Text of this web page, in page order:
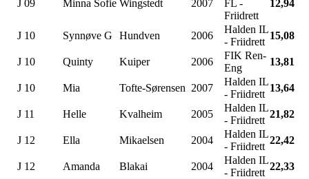
J 09 Minna Sofie Wingstedt 2007
FL -
Friidrett
12,94
J 10 Synnøve G Hundven 2006
Halden IL
- Friidrett
15,08
J 10 Quinty Kuiper 2006
FIK Ren-
Eng
13,81
J 10 Mia Tofte-Sørensen 2007
Halden IL
- Friidrett
13,64
J 11 Helle Kvalheim 2005
Halden IL
- Friidrett
21,82
J 12 Ella Mikaelsen 2004
Halden IL
- Friidrett
22,42
J 12 Amanda Blakai 2004
Halden IL
- Friidrett
22,33